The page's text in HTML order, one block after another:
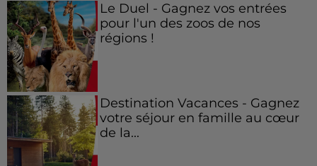
Le Duel - Gagnez vos entrées
pour l'un des zoos de nos
régions !
Destination Vacances - Gagnez
votre séjour en famille au cœur
de la...